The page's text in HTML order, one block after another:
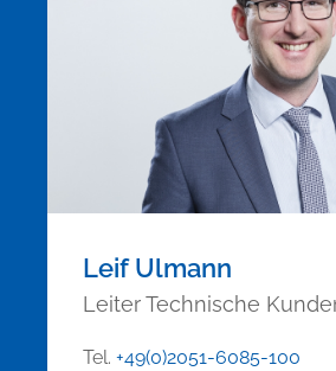
Leif Ulmann
Leiter Technische
Tel. +49(0)2051-6085-100